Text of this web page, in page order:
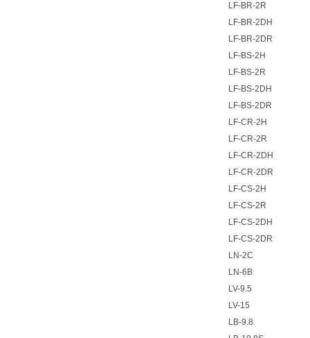
LF-BR-2R
LF-BR-2DH
LF-BR-2DR
LF-BS-2H
LF-BS-2R
LF-BS-2DH
LF-BS-2DR
LF-CR-2H
LF-CR-2R
LF-CR-2DH
LF-CR-2DR
LF-CS-2H
LF-CS-2R
LF-CS-2DH
LF-CS-2DR
LN-2C
LN-6B
LV-9.5
LV-15
LB-9.8